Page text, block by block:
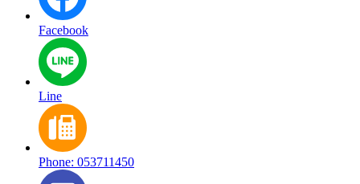
Facebook
Line
Phone: 053711450